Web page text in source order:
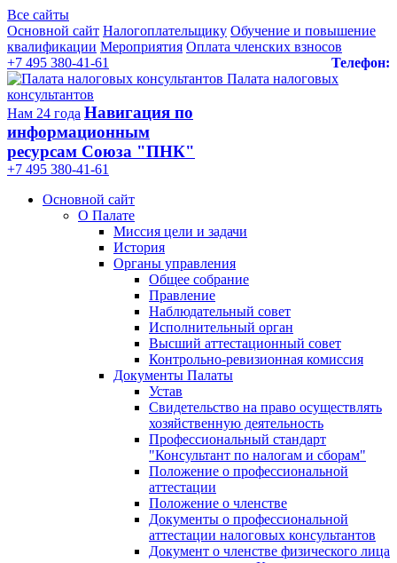
Все сайты
Основной сайт Налогоплательщику Обучение и повышение
квалификации Мероприятия Оплата членских взносов
Телефон:
+7 495 380-41-61
Палата налоговых
консультантов
Нам 24 года Навигация по
информационным
ресурсам Союза "ПНК"
+7 495 380‑41‑61
Основной сайт
О Палате
Миссия цели и задачи
История
Органы управления
Общее собрание
Правление
Наблюдательный совет
Исполнительный орган
Высший аттестационный совет
Контрольно-ревизионная комиссия
Документы Палаты
Устав
Свидетельство на право осуществлять
хозяйственную деятельность
Профессиональный стандарт
"Консультант по налогам и сборам"
Положение о профессиональной
аттестации
Положение о членстве
Документы о профессиональной
аттестации налоговых консультантов
Документ о членстве физического лица